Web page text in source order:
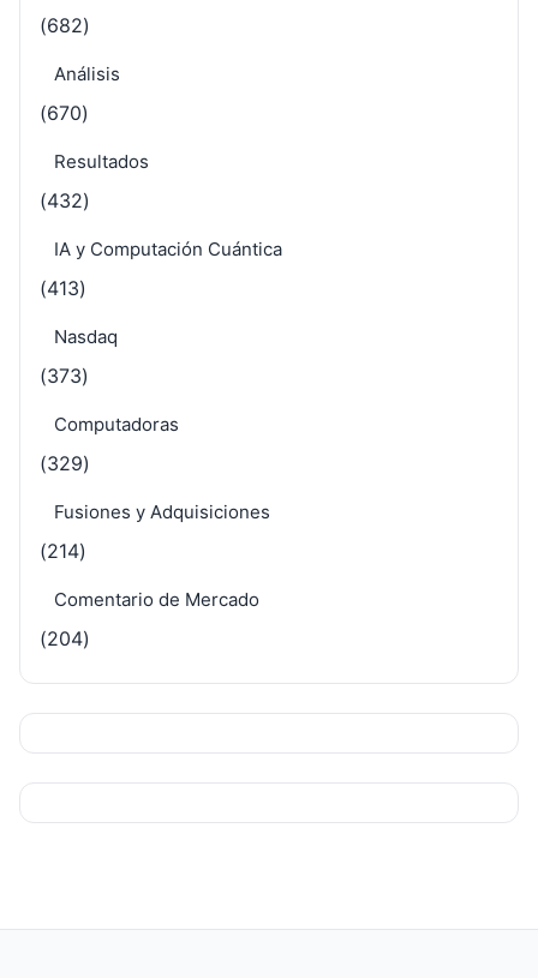
(682)
Análisis
(670)
Resultados
(432)
IA y Computación Cuántica
(413)
Nasdaq
(373)
Computadoras
(329)
Fusiones y Adquisiciones
(214)
Comentario de Mercado
(204)